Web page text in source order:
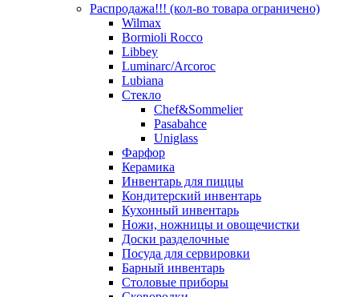
Распродажа!!! (кол-во товара ограничено)
Wilmax
Bormioli Rocco
Libbey
Luminarc/Arcoroc
Lubiana
Стекло
Chef&Sommelier
Pasabahce
Uniglass
Фарфор
Керамика
Инвентарь для пиццы
Кондитерский инвентарь
Кухонный инвентарь
Ножи, ножницы и овощечистки
Доски разделочные
Посуда для сервировки
Барный инвентарь
Столовые приборы